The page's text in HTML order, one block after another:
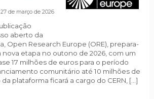
27 de março de 2026
aberto da
Open Research Europe (ORE), prepara-
nova etapa no outono de 2026, com um
17 milhões de euros para o período
comunitário até 10 milhões de
plataforma ficará a cargo do CERN, […]